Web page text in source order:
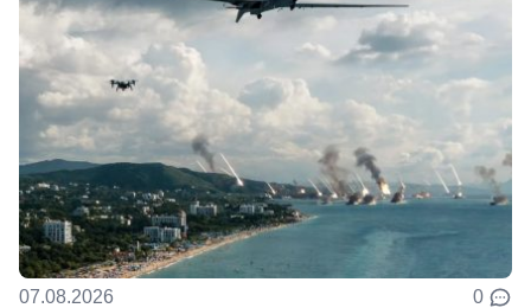
07.08.2026 0